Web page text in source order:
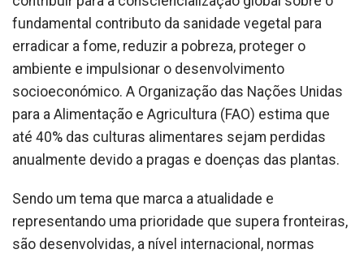
fundamental contributo da sanidade vegetal para
erradicar a fome, reduzir a pobreza, proteger o
ambiente e impulsionar o desenvolvimento
socioeconómico. A Organização das Nações Unidas
para a Alimentação e Agricultura (FAO) estima que
até 40% das culturas alimentares sejam perdidas
anualmente devido a pragas e doenças das plantas.
Sendo um tema que marca a atualidade e
representando uma prioridade que supera fronteiras,
são desenvolvidas, a nível internacional, normas